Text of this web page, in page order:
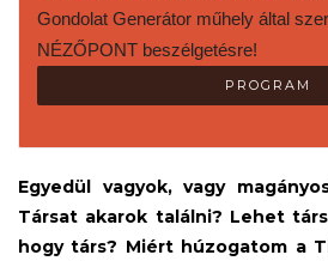
Gondolat Generátor műhely által
NÉZŐPONT beszélgetésre!
PROGRAM
Egyedül vagyok, vagy
Társat akarok találni? Lehet
hogy társ? Miért húzogatom a